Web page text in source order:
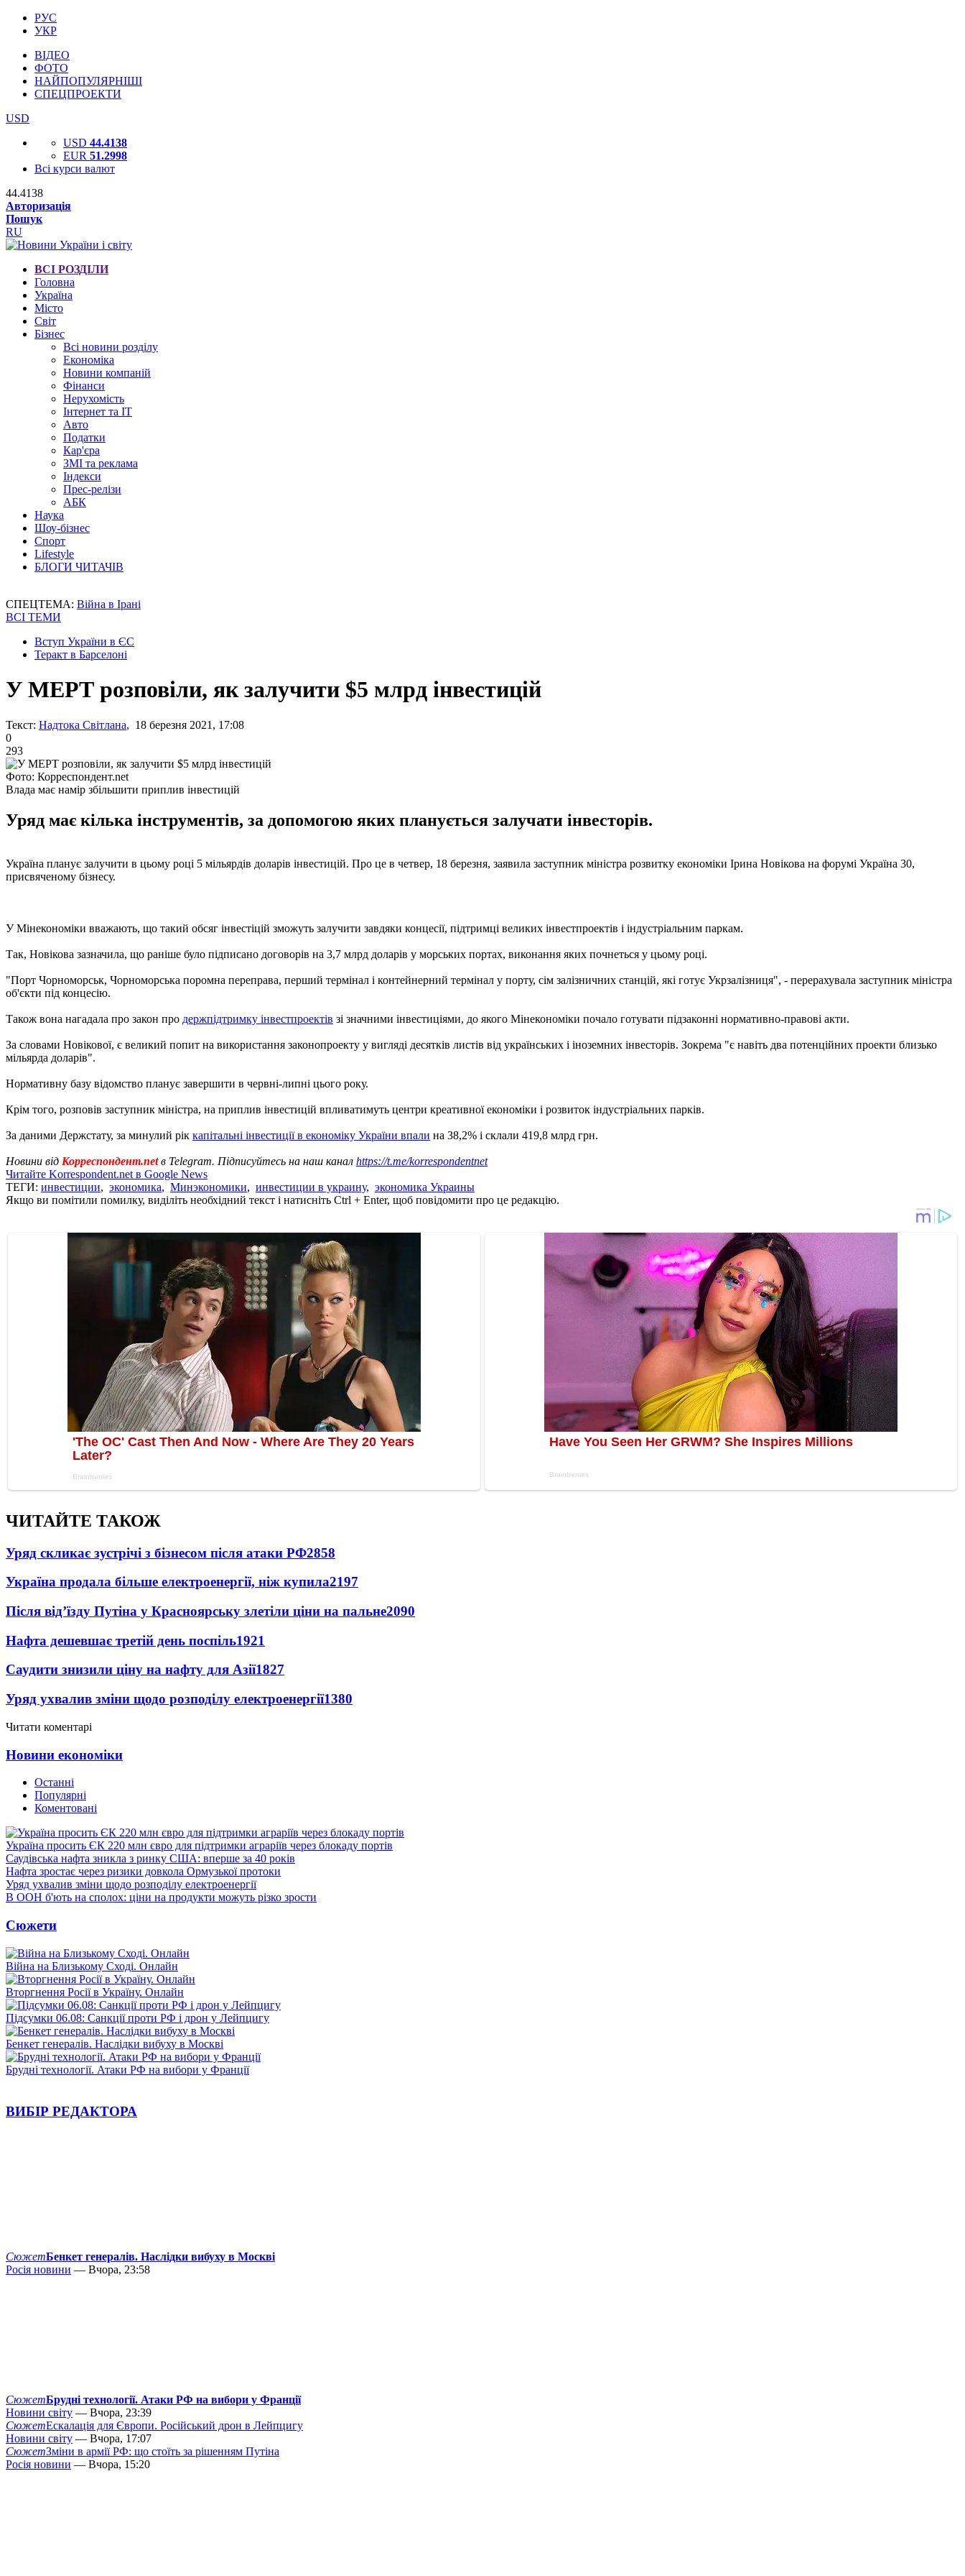
РУС
УКР
ВІДЕО
ФОТО
НАЙПОПУЛЯРНІШІ
СПЕЦПРОЕКТИ
USD
USD 44.4138
EUR 51.2998
Всі курси валют
44.4138
Авторизація
Пошук
RU
ВСІ РОЗДІЛИ
Головна
Україна
Місто
Світ
Бізнес
Всі новини розділу
Економіка
Новини компаній
Фінанси
Нерухомість
Інтернет та IT
Авто
Податки
Кар'єра
ЗМІ та реклама
Індекси
Прес-релізи
АБК
Наука
Шоу-бізнес
Спорт
Lifestyle
БЛОГИ ЧИТАЧІВ
СПЕЦТЕМА: Війна в Ірані
ВСІ ТЕМИ
Вступ України в ЄС
Теракт в Барселоні
У МЕРТ розповіли, як залучити $5 млрд інвестицій
Текст: Надтока Світлана, 18 березня 2021, 17:08
0
293
Фото: Корреспондент.net
Влада має намір збільшити приплив інвестицій
Уряд має кілька інструментів, за допомогою яких планується залучати інвесторів.
Україна планує залучити в цьому році 5 мільярдів доларів інвестицій. Про це в четвер, 18 березня, заявила заступник міністра розвитку економіки Ірина Новікова на форумі Україна 30,
присвяченому бізнесу.
У Мінекономіки вважають, що такий обсяг інвестіцій зможуть залучити завдяки концесії, підтримці великих інвестпроектів і індустріальним паркам.
Так, Новікова зазначила, що раніше було підписано договорів на 3,7 млрд доларів у морських портах, виконання яких почнеться у цьому році.
"Порт Чорноморськ, Чорноморська поромна переправа, перший термінал і контейнерний термінал у порту, сім залізничних станцій, які готує Укрзалізниця", - перерахувала заступник міністра
об'єкти під концесію.
Також вона нагадала про закон про держпідтримку інвестпроектів зі значними інвестиціями, до якого Мінекономіки почало готувати підзаконні нормативно-правові акти.
За словами Новікової, є великий попит на використання законопроекту у вигляді десятків листів від українських і іноземних інвесторів. Зокрема "є навіть два потенційних проекти близько
мільярда доларів".
Нормативну базу відомство планує завершити в червні-липні цього року.
Крім того, розповів заступник міністра, на приплив інвестицій впливатимуть центри креативної економіки і розвиток індустріальних парків.
За даними Держстату, за минулий рік капітальні інвестиції в економіку України впали на 38,2% і склали 419,8 млрд грн.
Новини від Корреспондент.netв Telegram. Підписуйтесь на наш канал https://t.me/korrespondentnet
Читайте Korrespondent.net в Google News
ТЕГИ: инвестиции, экономика, Минэкономики, инвестиции в украину, экономика Украины
Якщо ви помітили помилку, виділіть необхідний текст і натисніть Ctrl + Enter, щоб повідомити про це редакцію.
ЧИТАЙТЕ ТАКОЖ
Уряд скликає зустрічі з бізнесом після атаки РФ2858
Україна продала більше електроенергії, ніж купила2197
Після від’їзду Путіна у Красноярську злетіли ціни на пальне2090
Нафта дешевшає третій день поспіль1921
Саудити знизили ціну на нафту для Азії1827
Уряд ухвалив зміни щодо розподілу електроенергії1380
Читати коментарі
Новини економіки
Останні
Популярні
Коментовані
Україна просить ЄК 220 млн євро для підтримки аграріїв через блокаду портів
Саудівська нафта зникла з ринку США: вперше за 40 років
Нафта зростає через ризики довкола Ормузької протоки
Уряд ухвалив зміни щодо розподілу електроенергії
В ООН б'ють на сполох: ціни на продукти можуть різко зрости
Сюжети
Війна на Близькому Сході. Онлайн
Вторгнення Росії в Україну. Онлайн
Підсумки 06.08: Санкції проти РФ і дрон у Лейпцигу
Бенкет генералів. Наслідки вибуху в Москві
Брудні технології. Атаки РФ на вибори у Франції
ВИБІР РЕДАКТОРА
СюжетБенкет генералів. Наслідки вибуху в Москві
Росія новини — Вчора, 23:58
СюжетБрудні технології. Атаки РФ на вибори у Франції
Новини світу — Вчора, 23:39
СюжетЕскалація для Європи. Російський дрон в Лейпцигу
Новини світу — Вчора, 17:07
СюжетЗміни в армії РФ: що стоїть за рішенням Путіна
Росія новини — Вчора, 15:20